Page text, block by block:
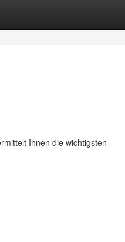
Ihnen die wichtigsten